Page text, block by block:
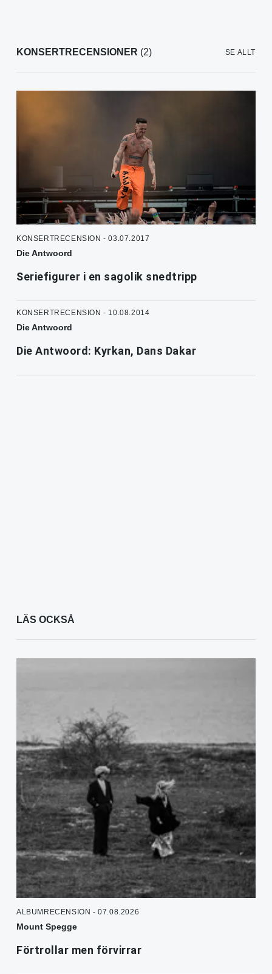
KONSERTRECENSIONER (2) SE ALLT
KONSERTRECENSION - 03.07.2017
Die Antwoord
Seriefigurer i en sagolik snedtripp
KONSERTRECENSION - 10.08.2014
Die Antwoord
Die Antwoord: Kyrkan, Dans Dakar
LÄS OCKSÅ
ALBUMRECENSION - 07.08.2026
Mount Spegge
Förtrollar men förvirrar